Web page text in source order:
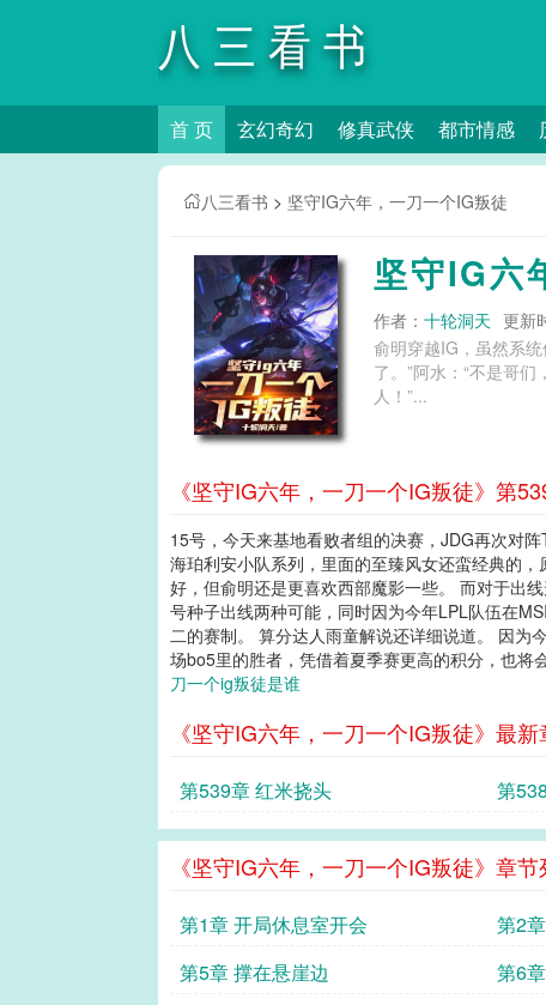
八三看书
首 页 玄幻奇幻 修真武侠 都市情感
八三看书 > 坚守IG六年，一刀一个IG叛徒
坚守IG六
作者： 十轮洞天 更新
俞明穿越IG，虽然系
了。”阿水：“不是哥
人！”...
《坚守IG六年，一刀一个IG叛徒》第
15号，今天来基地看败者组的决赛，JDG再次对
海珀利安小队系列，里面的至臻风女还蛮经典的
好，但俞明还是更喜欢西部魔影一些。 而对于出
号种子出线两种可能，同时因为今年LPL队伍在
二的赛制。 算分达人雨童解说还详细说道。 因为
场bo5里的胜者，凭借着夏季赛更高的积分，也将
刀一个ig叛徒是谁
《坚守IG六年，一刀一个IG叛徒》最
第539章 红米挠头 第
《坚守IG六年，一刀一个IG叛徒》章节
第1章 开局休息室开会 第2
第5章 撑在悬崖边
第6